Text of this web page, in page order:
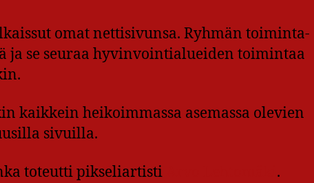
omat nettisivunsa. Ryhmän toiminta-
ja se seuraa hyvinvointialueiden toimintaa
kaikkein heikoimmassa asemassa olevien
sivuilla.
toteutti pikseliartisti .